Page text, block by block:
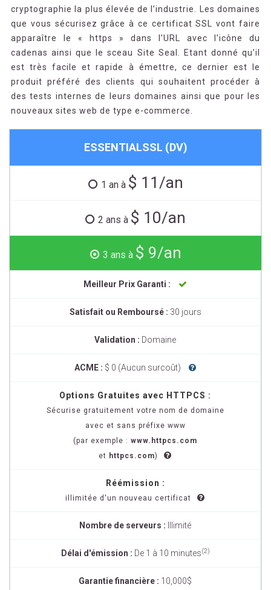
cryptographie la plus élevée de l’industrie. Les domaines
que vous sécurisez grâce à ce certificat SSL vont faire
apparaître le « https » dans l’URL avec l’icône du
cadenas ainsi que le sceau Site Seal. Etant donné qu’il
est très facile et rapide à émettre, ce dernier est le
produit préféré des clients qui souhaitent procéder à
des tests internes de leurs domaines ainsi que pour les
nouveaux sites web de type e-commerce.
ESSENTIALSSL (DV)
1 an à $ 11/an
2 ans à $ 10/an
3 ans à $ 9/an
Meilleur Prix Garanti :
Satisfait ou Remboursé : 30 jours
Validation : Domaine
ACME : $ 0 (Aucun surcoût)
Options Gratuites avec HTTPCS :
Sécurise gratuitement votre nom de domaine
avec et sans préfixe www
(par exemple : www.httpcs.com
et httpcs.com)
Réémission :
illimitée d'un nouveau certificat
Nombre de serveurs : Illimité
Délai d'émission : De 1 à 10 minutes(2)
Garantie financière : 10,000$